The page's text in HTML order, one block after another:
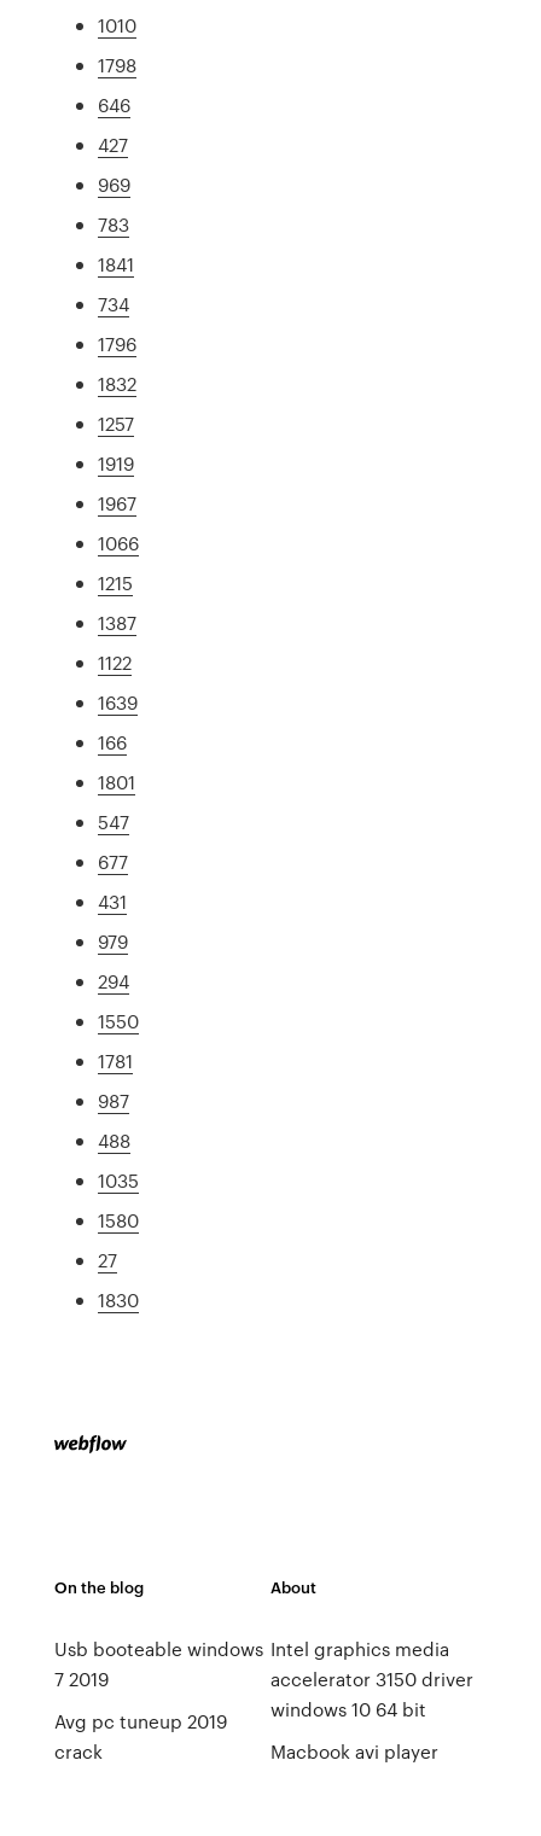
1010
1798
646
427
969
783
1841
734
1796
1832
1257
1919
1967
1066
1215
1387
1122
1639
166
1801
547
677
431
979
294
1550
1781
987
488
1035
1580
27
1830
On the blog
Usb booteable windows
7 2019
Avg pc tuneup 2019
crack
About
Intel graphics media
accelerator 3150 driver
windows 10 64 bit
Macbook avi player